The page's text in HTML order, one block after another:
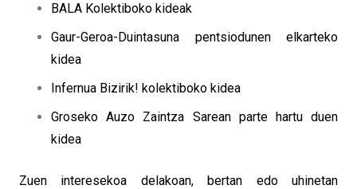
BALA Kolektiboko kideak
Gaur-Geroa-Duintasuna pentsiodunen elkarteko
kidea
Infernua Bizirik! kolektiboko kidea
Groseko Auzo Zaintza Sarean parte hartu duen
kidea
Zuen interesekoa delakoan, bertan edo uhinetan